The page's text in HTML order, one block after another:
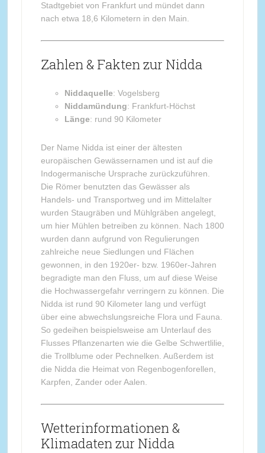
Stadtgebiet von Frankfurt und mündet dann
nach etwa 18,6 Kilometern in den Main.
Zahlen & Fakten zur Nidda
Niddaquelle: Vogelsberg
Niddamündung: Frankfurt-Höchst
Länge: rund 90 Kilometer
Der Name Nidda ist einer der ältesten
europäischen Gewässernamen und ist auf die
Indogermanische Ursprache zurückzuführen.
Die Römer benutzten das Gewässer als
Handels- und Transportweg und im Mittelalter
wurden Staugräben und Mühlgräben angelegt,
um hier Mühlen betreiben zu können. Nach 1800
wurden dann aufgrund von Regulierungen
zahlreiche neue Siedlungen und Flächen
gewonnen, in den 1920er- bzw. 1960er-Jahren
begradigte man den Fluss, um auf diese Weise
die Hochwassergefahr verringern zu können. Die
Nidda ist rund 90 Kilometer lang und verfügt
über eine abwechslungsreiche Flora und Fauna.
So gedeihen beispielsweise am Unterlauf des
Flusses Pflanzenarten wie die Gelbe Schwertlilie,
die Trollblume oder Pechnelken. Außerdem ist
die Nidda die Heimat von Regenbogenforellen,
Karpfen, Zander oder Aalen.
Wetterinformationen &
Klimadaten zur Nidda